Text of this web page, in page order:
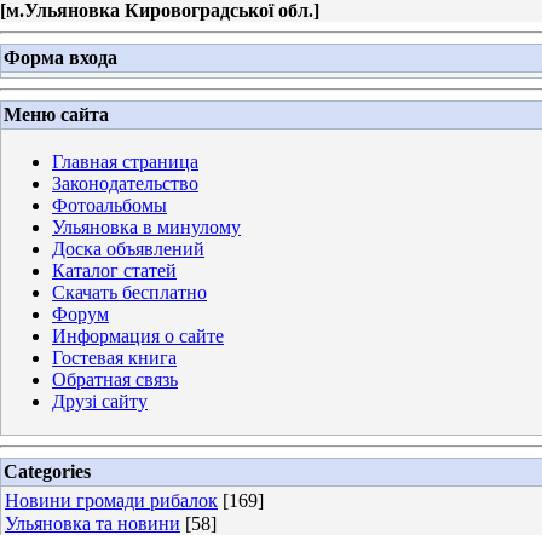
[м.Ульяновка Кировоградської обл.]
Форма входа
Меню сайта
Главная страница
Законодательство
Фотоальбомы
Ульяновка в минулому
Доска объявлений
Каталог статей
Скачать бесплатно
Форум
Информация о сайте
Гостевая книга
Обратная связь
Друзі сайту
Categories
Новини громади рибалок [169]
Ульяновка та новини [58]